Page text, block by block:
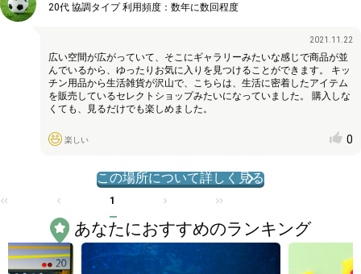
20代 協調タイプ利用頻度： 数年に数回程度
2021.11.22
広い空間が広がっていて、そこにギャラリーみたいな感じで商品が並
んでいるから、ゆったりお気に入りを見つけることができます。 キッ
チン用品から生活雑貨が沢山で、こちらは、生活に密着したアイテム
を販売しているセレクトショップみたいになっていました。 購入しな
くても、見るだけでも楽しめました。
楽しい 0
この場所について詳しく見る
1
あなたにおすすめのランキング